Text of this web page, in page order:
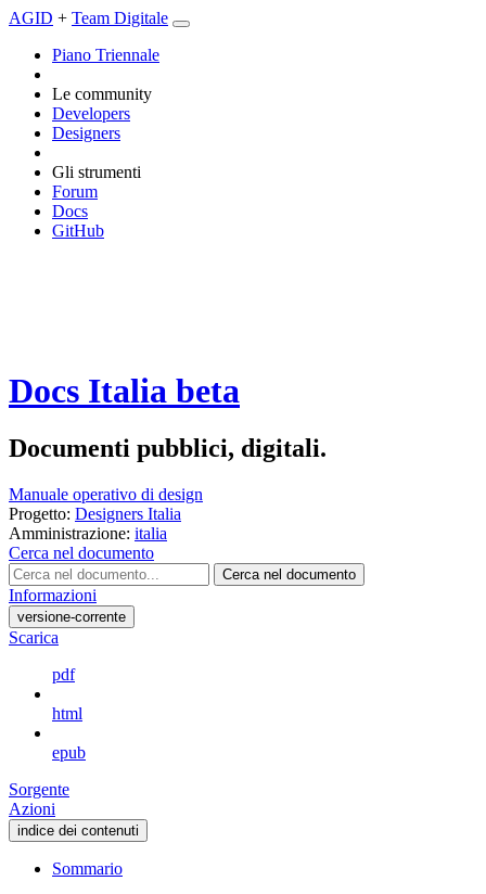
AGID + Team Digitale
Piano Triennale
Le community
Developers
Designers
Gli strumenti
Forum
Docs
GitHub
Docs Italia beta
Documenti pubblici, digitali.
Manuale operativo di design
Progetto: Designers Italia
Amministrazione: italia
Cerca nel documento
Cerca nel documento
Informazioni
versione-corrente
Scarica
pdf
html
epub
Sorgente
Azioni
indice dei contenuti
Sommario